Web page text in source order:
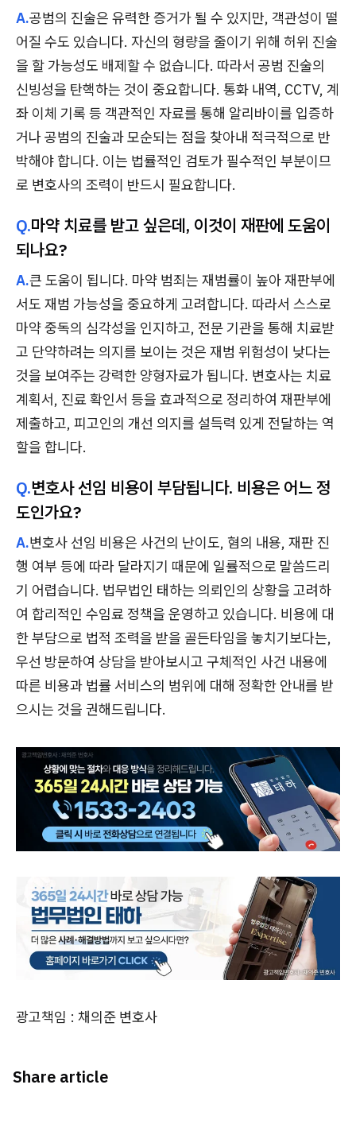
A.공범의 진술은 유력한 증거가 될 수 있지만, 객관성이 떨
어질 수도 있습니다. 자신의 형량을 줄이기 위해 허위 진술
을 할 가능성도 배제할 수 없습니다. 따라서 공범 진술의
신빙성을 탄핵하는 것이 중요합니다. 통화 내역, CCTV, 계
좌 이체 기록 등 객관적인 자료를 통해 알리바이를 입증하
거나 공범의 진술과 모순되는 점을 찾아내 적극적으로 반
박해야 합니다. 이는 법률적인 검토가 필수적인 부분이므
로 변호사의 조력이 반드시 필요합니다.
Q.마약 치료를 받고 싶은데, 이것이 재판에 도움이
되나요?
A.큰 도움이 됩니다. 마약 범죄는 재범률이 높아 재판부에
서도 재범 가능성을 중요하게 고려합니다. 따라서 스스로
마약 중독의 심각성을 인지하고, 전문 기관을 통해 치료받
고 단약하려는 의지를 보이는 것은 재범 위험성이 낮다는
것을 보여주는 강력한 양형자료가 됩니다. 변호사는 치료
계획서, 진료 확인서 등을 효과적으로 정리하여 재판부에
제출하고, 피고인의 개선 의지를 설득력 있게 전달하는 역
할을 합니다.
Q.변호사 선임 비용이 부담됩니다. 비용은 어느 정
도인가요?
A.변호사 선임 비용은 사건의 난이도, 혐의 내용, 재판 진
행 여부 등에 따라 달라지기 때문에 일률적으로 말씀드리
기 어렵습니다. 법무법인 태하는 의뢰인의 상황을 고려하
여 합리적인 수임료 정책을 운영하고 있습니다. 비용에 대
한 부담으로 법적 조력을 받을 골든타임을 놓치기보다는,
우선 방문하여 상담을 받아보시고 구체적인 사건 내용에
따른 비용과 법률 서비스의 범위에 대해 정확한 안내를 받
으시는 것을 권해드립니다.
광고책임 : 채의준 변호사
Share article